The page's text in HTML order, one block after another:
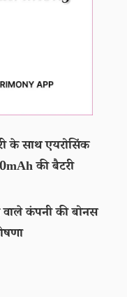
के साथ एयरोसिंक
की बैटरी
वाले कंपनी की बोनस